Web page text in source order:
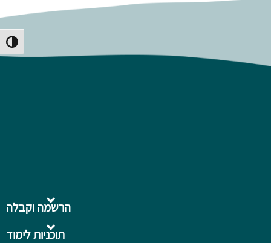
Toggle High Contrast
תוכניות לימוד
הרשמה וקבלה